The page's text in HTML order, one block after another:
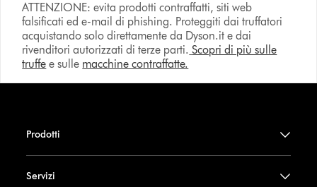
ATTENZIONE: evita prodotti contraffatti, siti web
falsificati ed e-mail di phishing. Proteggiti dai truffatori
acquistando solo direttamente da Dyson.it e dai
rivenditori autorizzati di terze parti. Scopri di più sulle
truffe e sulle macchine contraffatte.
Prodotti
Servizi